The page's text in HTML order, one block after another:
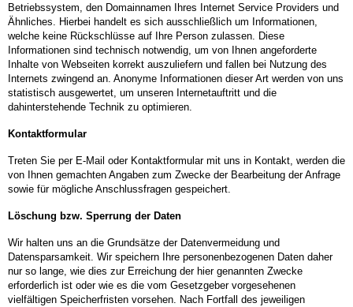
Betriebssystem, den Domainnamen Ihres Internet Service Providers und
Ähnliches. Hierbei handelt es sich ausschließlich um Informationen,
welche keine Rückschlüsse auf Ihre Person zulassen. Diese
Informationen sind technisch notwendig, um von Ihnen angeforderte
Inhalte von Webseiten korrekt auszuliefern und fallen bei Nutzung des
Internets zwingend an. Anonyme Informationen dieser Art werden von uns
statistisch ausgewertet, um unseren Internetauftritt und die
dahinterstehende Technik zu optimieren.
Kontaktformular
Treten Sie per E-Mail oder Kontaktformular mit uns in Kontakt, werden die
von Ihnen gemachten Angaben zum Zwecke der Bearbeitung der Anfrage
sowie für mögliche Anschlussfragen gespeichert.
Löschung bzw. Sperrung der Daten
Wir halten uns an die Grundsätze der Datenvermeidung und
Datensparsamkeit. Wir speichern Ihre personenbezogenen Daten daher
nur so lange, wie dies zur Erreichung der hier genannten Zwecke
erforderlich ist oder wie es die vom Gesetzgeber vorgesehenen
vielfältigen Speicherfristen vorsehen. Nach Fortfall des jeweiligen